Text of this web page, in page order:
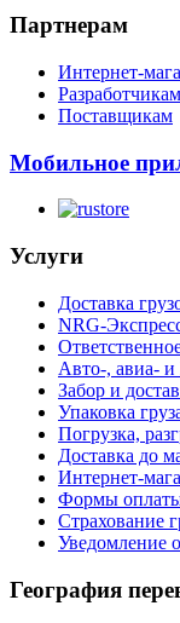
Партнерам
Интернет-
Разработчикам
Поставщикам
Мобильное
Услуги
Доставка
NRG-
Авто-, авиа-
Забор и
Упаковка
Погрузка,
Доставка до
Интернет-
Формы
Страхование
Уведомление
География